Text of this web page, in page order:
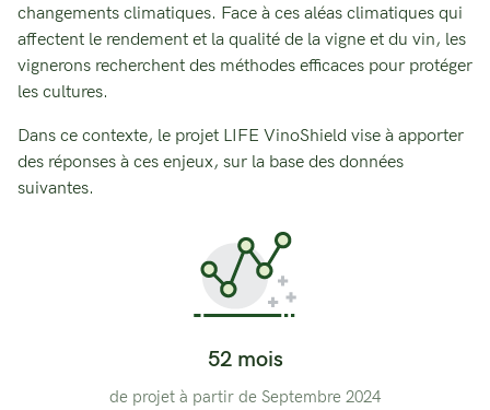
changements climatiques. Face à ces aléas climatiques qui
affectent le rendement et la qualité de la vigne et du vin, les
vignerons recherchent des méthodes efficaces pour protéger
les cultures.
Dans ce contexte, le projet LIFE VinoShield vise à apporter
des réponses à ces enjeux, sur la base des données
suivantes.
52 mois
de projet à partir de Septembre 2024